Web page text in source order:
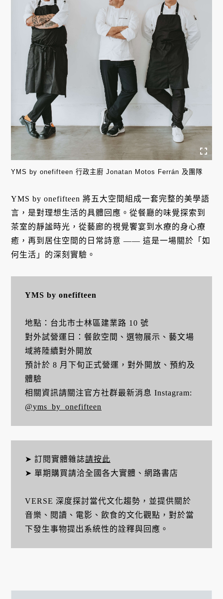
YMS by onefifteen 行政主廚 Jonatan Motos Ferrán 及團隊
YMS by onefifteen 將五大空間組成一套完整的美學語
言，是對理想生活的具體回應。從餐廳的味覺探索到
茶室的靜謐時光，從藝廊的視覺饗宴到水療的身心療
癒，再到居住空間的日常詩意 —— 這是一場關於「如
何生活」的深刻實驗。
YMS by onefifteen
地點：台北市士林區建業路 10 號
對外試營運日：餐飲空間、選物展示、藝文場
域將陸續對外開放
預計於 8 月下旬正式營運，對外開放、預約及
體驗
相關資訊請關注官方社群最新消息 Instagram:
@yms_by_onefifteen
➤ 訂閱實體雜誌請按此
➤ 單期購買請洽全國各大實體、網路書店
VERSE 深度探討當代文化趨勢，並提供關於
音樂、閱讀、電影、飲食的文化觀點，對於當
下發生事物提出系統性的詮釋與回應。